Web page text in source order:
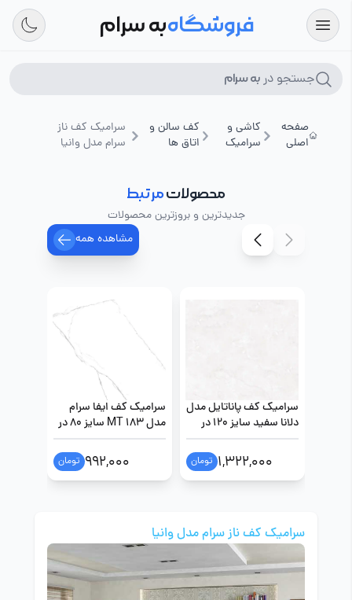
فروشگاهبه سرام
جستجو در به سرام
صفحه
اصلی
کاشی و
سرامیک
کف سالن و
اتاق ها
سرامیک کف ناز
سرام مدل وانیا
محصولاتمرتبط
جدیدترین و بروزترین محصولات
مشاهده همه
سرامیک کف پاناتایل مدل
دلانا سفید سایز 120 در
120
1,322,000 تومان
سرامیک کف ایفا سرام
مدل MT 183 سایز 80 در
80
992,000 تومان
سرامیک کف ناز سرام مدل وانیا